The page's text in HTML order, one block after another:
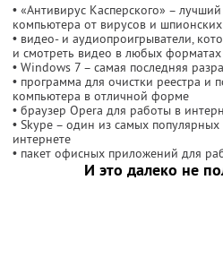
• «Антивирус Касперского» –
компьютера от вирусов и
• видео- и аудиопроигрыватели,
и смотреть видео в любых форматах
• Windows 7 – самая последняя
• программа для очистки реестра и
компьютера в отличной форме
• браузер Opera для работы в
• Skype – один из самых
интернете
• пакет офисных приложений для
И это далеко не